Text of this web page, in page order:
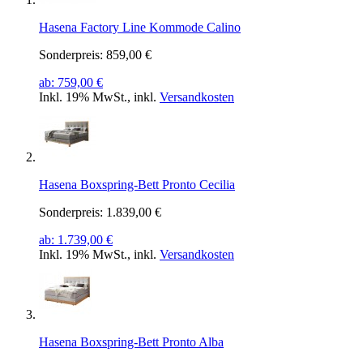
Hasena Factory Line Kommode Calino
Sonderpreis: 859,00 €
ab: 759,00 €
Inkl. 19% MwSt., inkl. Versandkosten
Hasena Boxspring-Bett Pronto Cecilia
Sonderpreis: 1.839,00 €
ab: 1.739,00 €
Inkl. 19% MwSt., inkl. Versandkosten
Hasena Boxspring-Bett Pronto Alba